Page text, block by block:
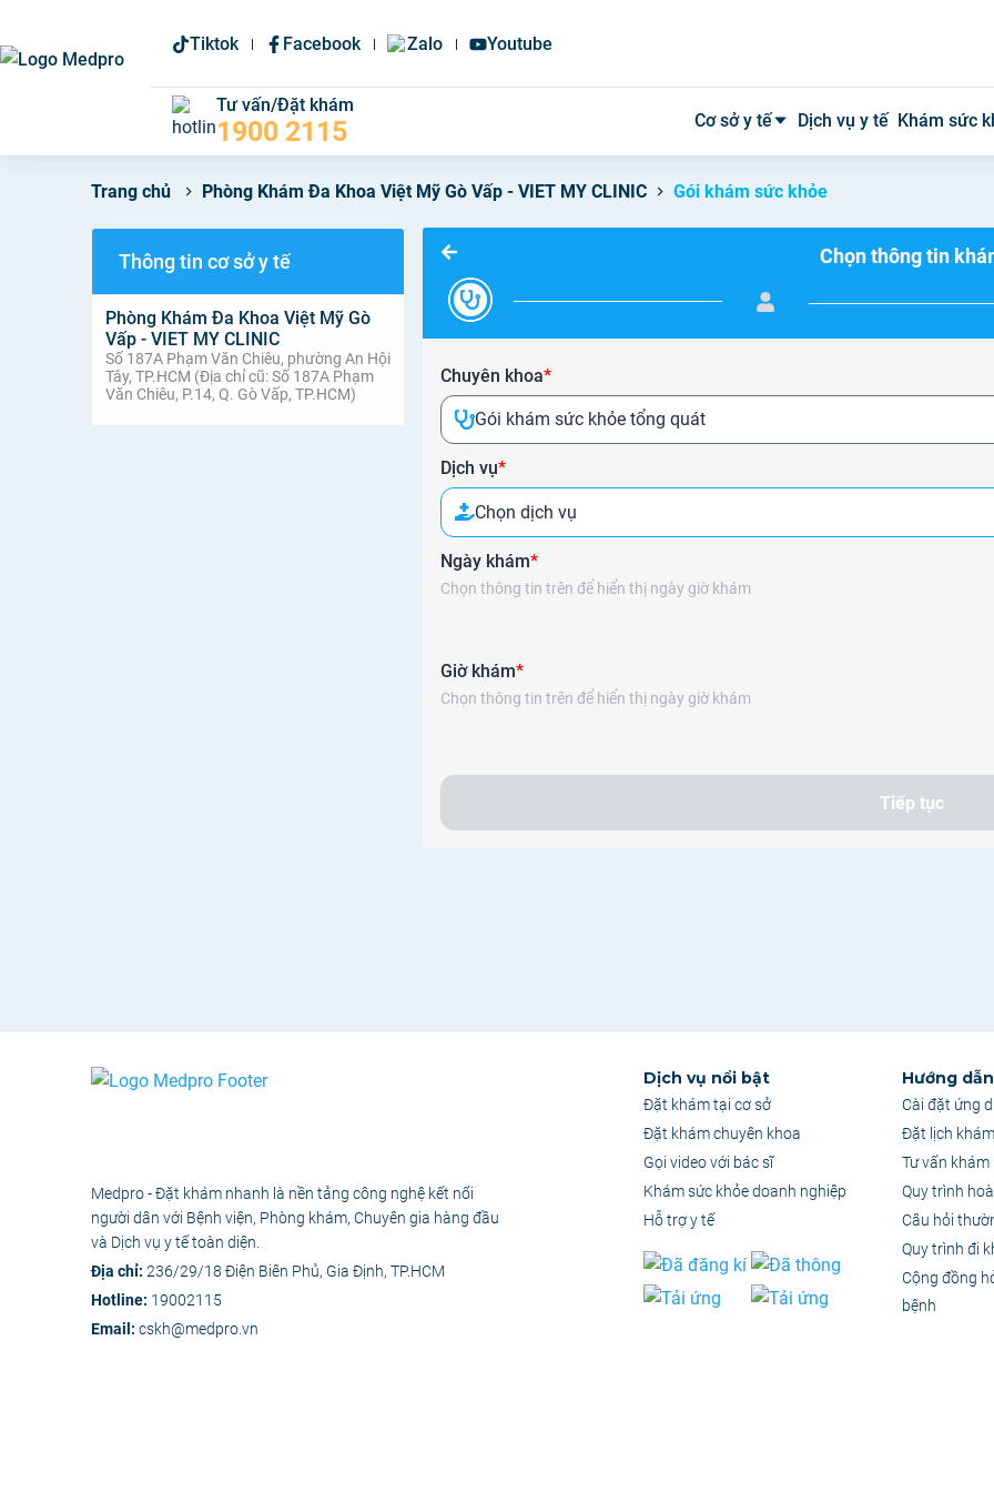
Tiktok Facebook Zalo Youtube
Tư vấn/Đặt khám
1900 2115 Cơ sở y tế
Phòng khám
Dịch vụ y tế Khám sức
Trang chủ Phòng Khám Đa Khoa Việt Mỹ Gò Vấp - VIET MY CLINIC Gói khám sức khỏe
Thông tin cơ sở y tế
Phòng Khám Đa Khoa Việt Mỹ Gò
Vấp - VIET MY CLINIC
Số 187A Phạm Văn Chiêu, phường An Hội
Tây, TP.HCM (Địa chỉ cũ: Số 187A Phạm
Văn Chiêu, P.14, Q. Gò Vấp, TP.HCM)
Chọn thông tin
Chuyên khoa*
Gói khám sức khỏe tổng quát
Dịch vụ*
Chọn dịch vụ
Ngày khám*
Chọn thông tin trên để hiển thị ngày giờ khám
Giờ khám*
Chọn thông tin trên để hiển thị ngày giờ khám
Tiếp tục
Medpro - Đặt khám nhanh là nền tảng công nghệ kết nối
người dân với Bệnh viện, Phòng khám, Chuyên gia hàng đầu
và Dịch vụ y tế toàn diện.
Địa chỉ: 236/29/18 Điện Biên Phủ, Gia Định, TP.HCM
Hotline: 19002115
Email: cskh@medpro.vn
Dịch vụ nổi bật
Đặt khám tại cơ sở
Đặt khám chuyên khoa
Gọi video với bác sĩ
Khám sức khỏe doanh nghiệp
Hỗ trợ y tế
Hướng
Cài đặt ứng
Đặt lịch khám
Tư vấn khám
Quy trình
Câu hỏi
Quy trình đi
Cộng đồng
bệnh